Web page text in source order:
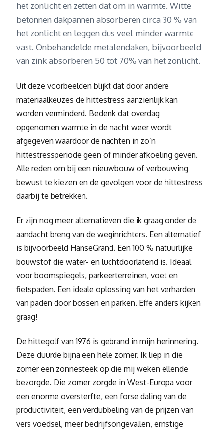
het zonlicht en zetten dat om in warmte. Witte
betonnen dakpannen absorberen circa 30 % van
het zonlicht en leggen dus veel minder warmte
vast. Onbehandelde metalendaken, bijvoorbeeld
van zink absorberen 50 tot 70% van het zonlicht.
Uit deze voorbeelden blijkt dat door andere
materiaalkeuzes de hittestress aanzienlijk kan
worden verminderd. Bedenk dat overdag
opgenomen warmte in de nacht weer wordt
afgegeven waardoor de nachten in zo’n
hittestressperiode geen of minder afkoeling geven.
Alle reden om bij een nieuwbouw of verbouwing
bewust te kiezen en de gevolgen voor de hittestress
daarbij te betrekken.
Er zijn nog meer alternatieven die ik graag onder de
aandacht breng van de weginrichters. Een alternatief
is bijvoorbeeld HanseGrand. Een 100 % natuurlijke
bouwstof die water- en luchtdoorlatend is. Ideaal
voor boomspiegels, parkeerterreinen, voet en
fietspaden. Een ideale oplossing van het verharden
van paden door bossen en parken. Effe anders kijken
graag!
De hittegolf van 1976 is gebrand in mijn herinnering.
Deze duurde bijna een hele zomer. Ik liep in die
zomer een zonnesteek op die mij weken ellende
bezorgde. Die zomer zorgde in West-Europa voor
een enorme oversterfte, een forse daling van de
productiviteit, een verdubbeling van de prijzen van
vers voedsel, meer bedrijfsongevallen, ernstige